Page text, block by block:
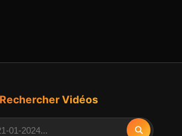
Rechercher Vidéos